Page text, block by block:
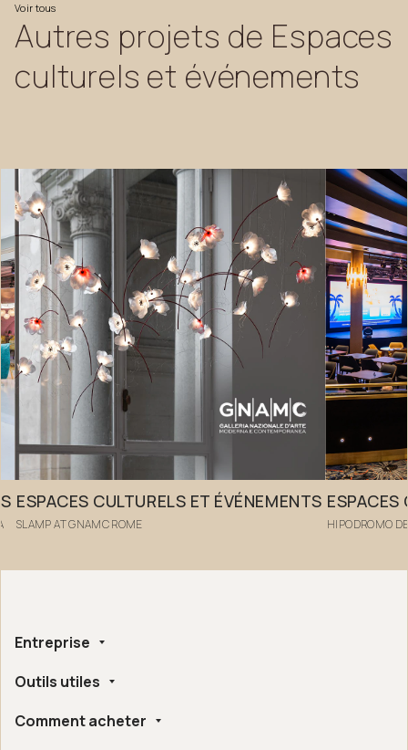
Voirtous
Autres projets de Espaces
culturels et événements
ESPACES CULTURELS ET ÉVÉNEMENTS
SLAMP AT GNAMC ROME
ESPACES
HIPODROMO
Entreprise
Qui nous sommes
Outils utiles
Whistleblowing
Comment acheter